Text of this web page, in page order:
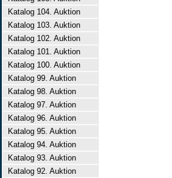
Katalog 104. Auktion
Katalog 103. Auktion
Katalog 102. Auktion
Katalog 101. Auktion
Katalog 100. Auktion
Katalog 99. Auktion
Katalog 98. Auktion
Katalog 97. Auktion
Katalog 96. Auktion
Katalog 95. Auktion
Katalog 94. Auktion
Katalog 93. Auktion
Katalog 92. Auktion